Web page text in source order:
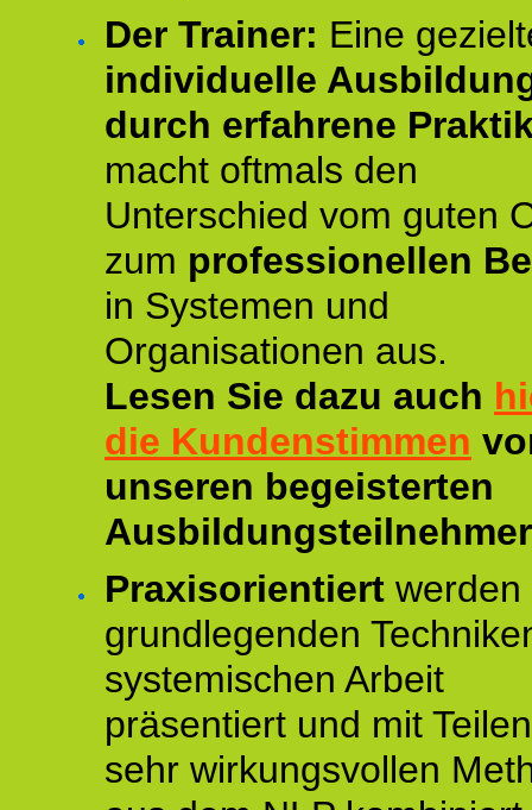
Der Trainer: Eine
individuelle
durch erfahrene
macht oftmals den
Unterschied vom guten
zum professionellen
in Systemen und
Organisationen aus.
Lesen Sie dazu auch
die Kundenstimmen
unseren begeisterten
Praxisorientiert werden
grundlegenden
systemischen Arbeit
präsentiert und mit
sehr wirkungsvollen